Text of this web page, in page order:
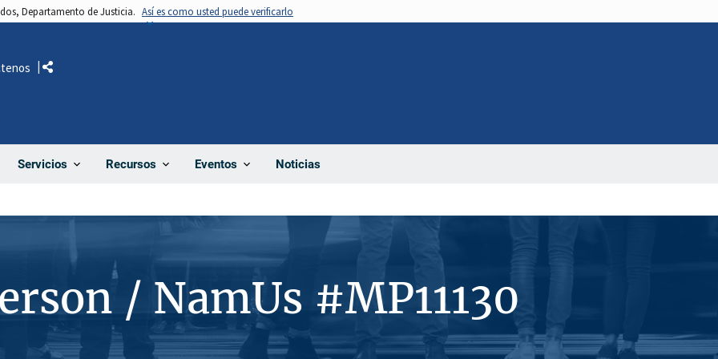
Departamento de Justicia. Así es como usted puede verificarlo
Servicios Recursos Eventos Noticias
Comparte
/ NamUs #MP11130